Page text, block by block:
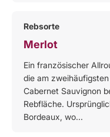
Rebsorte
Merlot
Ein französischer
die am
Cabernet Sauvignon
Rebfläche.
Bordeaux, wo...